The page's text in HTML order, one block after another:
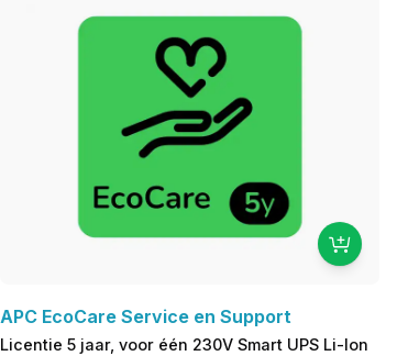
APC EcoCare Service en Support
Licentie 5 jaar, voor één 230V Smart UPS Li-Ion